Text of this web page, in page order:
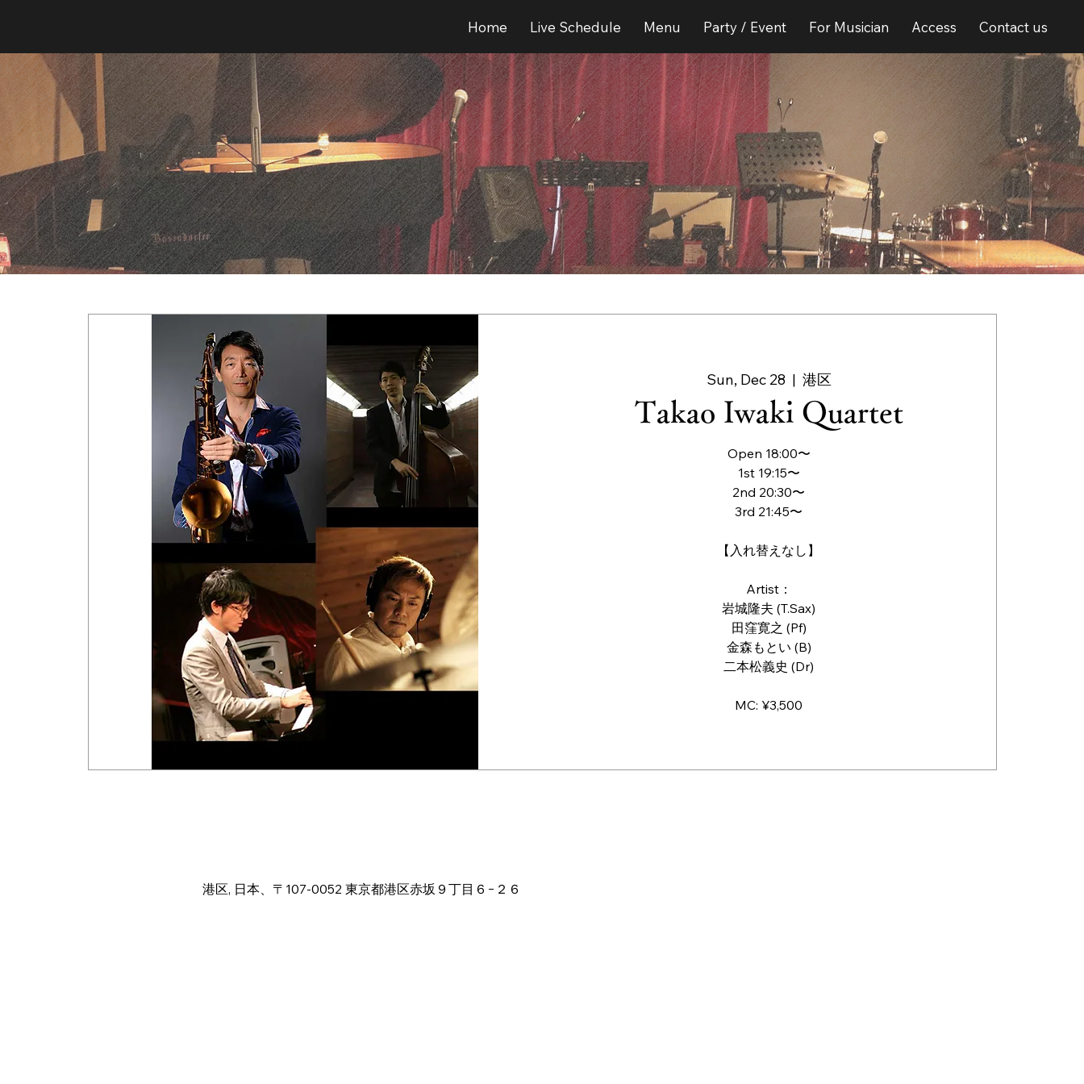
Home Live Schedule Menu Party / Event For Musician Access Contact us
Sun, Dec 28
  |
港区
Takao Iwaki Quartet
Open 18:00〜
1st 19:15〜
2nd 20:30〜
3rd 21:45〜
【入れ替えなし】
Artist：
岩城隆夫 (T.Sax)
田窪寛之 (Pf)
金森もとい (B)
二本松義史 (Dr)
MC: ¥3,500
港区, 日本、〒107-0052 東京都港区赤坂９丁目６−２６